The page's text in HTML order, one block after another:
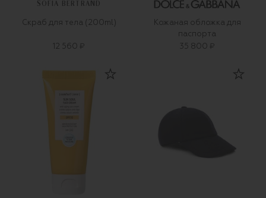
SOFIA BERTRAND
Скраб для тела (200ml)
12 560 ₽
Кожаная обложка для
паспорта
35 800 ₽